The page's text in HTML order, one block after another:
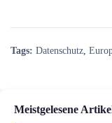
Tags: Datenschutz
Meistgelesene